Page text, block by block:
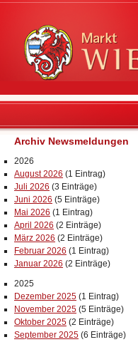
Archiv Newsmeldungen
2026
August 2026 (1 Eintrag)
Juli 2026 (3 Einträge)
Juni 2026 (5 Einträge)
Mai 2026 (1 Eintrag)
April 2026 (2 Einträge)
März 2026 (2 Einträge)
Februar 2026 (1 Eintrag)
Januar 2026 (2 Einträge)
2025
Dezember 2025 (1 Eintrag)
November 2025 (5 Einträge)
Oktober 2025 (2 Einträge)
September 2025 (6 Einträge)